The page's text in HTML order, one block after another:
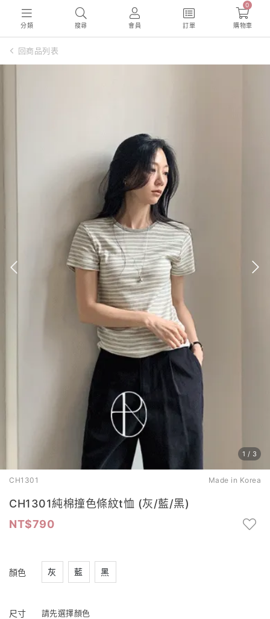
分類 搜尋 會員 訂單
0
購物車
回商品列表
1 / 3
CH1301 Made in Korea
CH1301純棉撞色條紋t恤 (灰/藍/黑)
790
顏色 灰 藍 黑
尺寸 請先選擇顏色